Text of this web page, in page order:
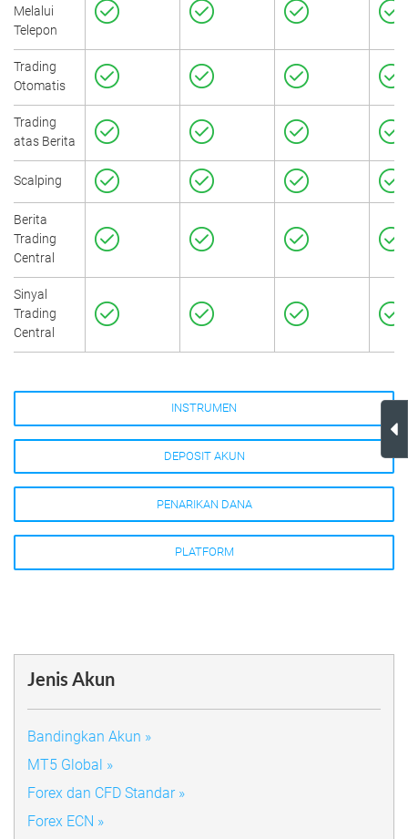
Melalui
Telepon
Trading
Otomatis
Trading
atas Berita
Scalping
Berita
Trading
Central
Sinyal
Trading
Central
INSTRUMEN
DEPOSIT AKUN
PENARIKAN DANA
PLATFORM
Jenis Akun
Bandingkan Akun »
MT5 Global »
Forex dan CFD Standar »
Forex ECN »